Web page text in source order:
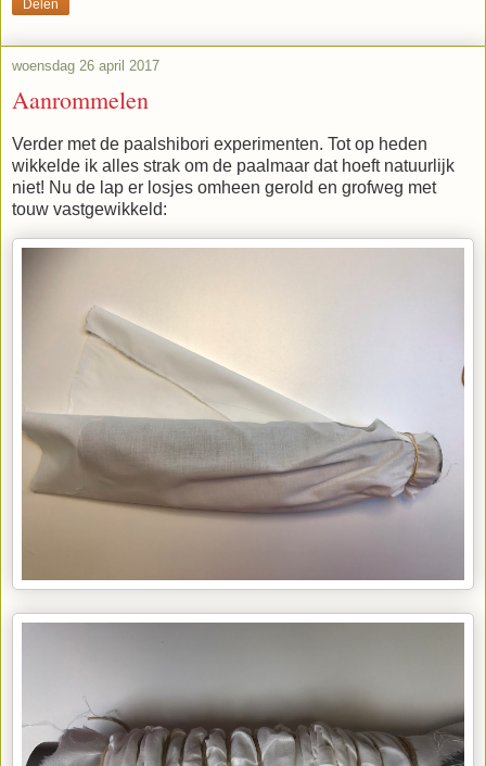
Delen
woensdag 26 april 2017
Aanrommelen
Verder met de paalshibori experimenten. Tot op heden
wikkelde ik alles strak om de paalmaar dat hoeft natuurlijk
niet! Nu de lap er losjes omheen gerold en grofweg met
touw vastgewikkeld: